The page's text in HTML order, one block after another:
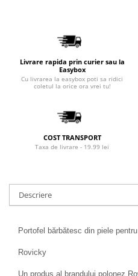
Livrare rapida prin curier sau la
Easybox
Cu livrarea la easybox poti sa ridici
coletul la orice ora vrei tu!
COST TRANSPORT
Taxa de livrare - 19.99 lei
Descriere
Portofel bărbătesc din piele
Rovicky
Un produs al brandului polonez